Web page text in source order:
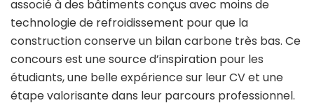
associé à des bâtiments conçus avec moins de
technologie de refroidissement pour que la
construction conserve un bilan carbone très bas. Ce
concours est une source d’inspiration pour les
étudiants, une belle expérience sur leur CV et une
étape valorisante dans leur parcours professionnel.